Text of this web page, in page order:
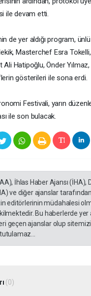
ile devam etti.
de yer aldığı program, ünlü
Masterchef Esra
Ali Hatipoğlu, Önder
gösterileri ile sona erdi.
Festivali, yarın
ile son bulacak.
İhlas Haber Ajansı (İHA),
ve diğer ajanslar
editörlerinin müdahalesi
Bu haberlerde yer
geçen ajanslar olup
(0)